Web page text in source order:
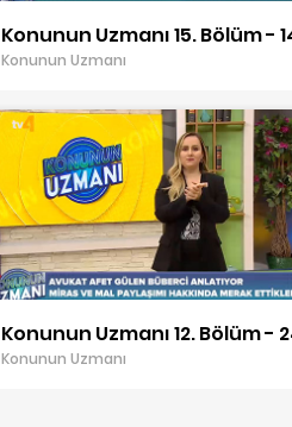
Konunun Uzmanı
Konunun Uzmanı